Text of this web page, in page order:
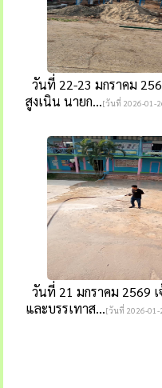
วันที่ 22-23 มกราคม
สูงเนิน นายก...[วันที่ 2026-01-
วันที่ 21 มกราคม 2569
และบรรเทาส...[วันที่ 2026-